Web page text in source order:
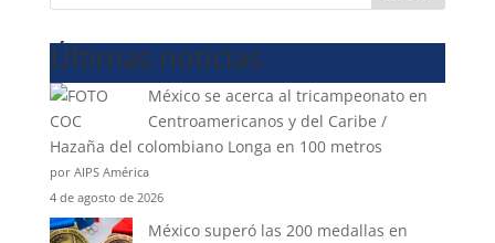
Últimas noticias
México se acerca al tricampeonato en
Centroamericanos y del Caribe /
Hazaña del colombiano Longa en 100 metros
por AIPS América
4 de agosto de 2026
México superó las 200 medallas en